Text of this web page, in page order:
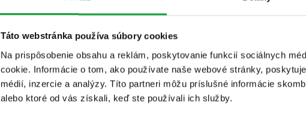
Táto webstránka používa súbory cookies
Na prispôsobenie obsahu a reklám, poskytovanie funkcií sociálnych
cookie. Informácie o tom, ako používate naše webové stránky,
médií, inzercie a analýzy. Títo partneri môžu príslušné informácie
alebo ktoré od vás získali, keď ste používali ich služby.